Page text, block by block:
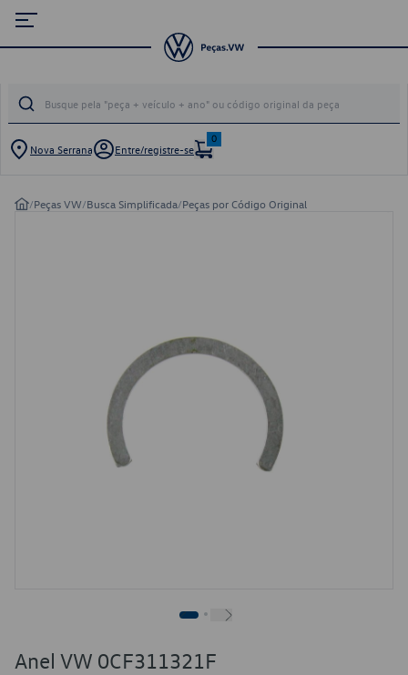
Nova Serrana Entre/registre-se
0
/Peças VW/Busca Simplificada/Peças por Código Original
Anel VW 0CF311321F